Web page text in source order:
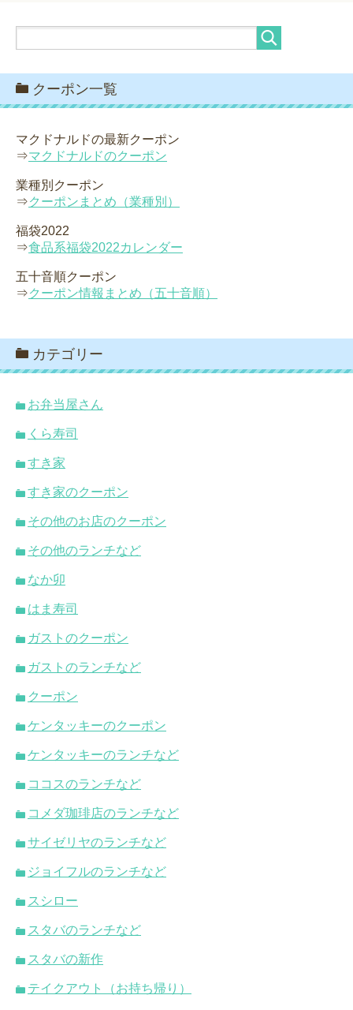
クーポン一覧
マクドナルドの最新クーポン
⇒マクドナルドのクーポン
業種別クーポン
⇒クーポンまとめ（業種別）
福袋2022
⇒食品系福袋2022カレンダー
五十音順クーポン
⇒クーポン情報まとめ（五十音順）
カテゴリー
お弁当屋さん
くら寿司
すき家
すき家のクーポン
その他のお店のクーポン
その他のランチなど
なか卯
はま寿司
ガストのクーポン
ガストのランチなど
クーポン
ケンタッキーのクーポン
ケンタッキーのランチなど
ココスのランチなど
コメダ珈琲店のランチなど
サイゼリヤのランチなど
ジョイフルのランチなど
スシロー
スタバのランチなど
スタバの新作
テイクアウト（お持ち帰り）